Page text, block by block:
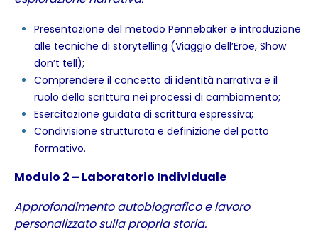
Presentazione del metodo Pennebaker e introduzione
alle tecniche di storytelling (Viaggio dell’Eroe, Show
don’t tell);
Comprendere il concetto di identità narrativa e il
ruolo della scrittura nei processi di cambiamento;
Esercitazione guidata di scrittura espressiva;
Condivisione strutturata e definizione del patto
formativo.
Modulo 2 – Laboratorio Individuale
Approfondimento autobiografico e lavoro
personalizzato sulla propria storia.